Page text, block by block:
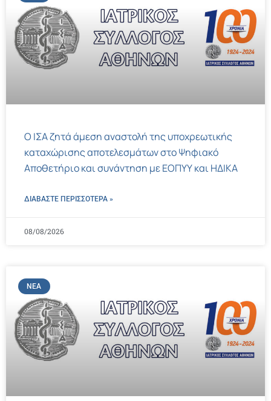
Ο ΙΣΑ ζητά άμεση αναστολή της υποχρεωτικής
καταχώρισης αποτελεσμάτων στο Ψηφιακό
Αποθετήριο και συνάντηση με ΕΟΠΥΥ και ΗΔΙΚΑ
ΔΙΑΒΑΣΤΕ ΠΕΡΙΣΣΌΤΕΡΑ »
08/08/2026
ΝΈΑ